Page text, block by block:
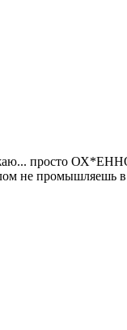
просто
не промышляешь